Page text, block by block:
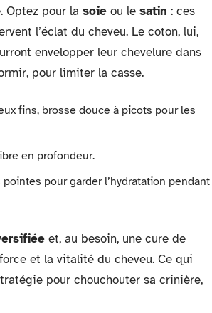
Optez pour la soie ou le satin : ces
l’éclat du cheveu. Le coton, lui,
envelopper leur chevelure dans
pour limiter la casse.
fins, brosse douce à picots pour les
en profondeur.
pour garder l’hydratation pendant
et, au besoin, une cure de
et la vitalité du cheveu. Ce qui
pour chouchouter sa crinière,